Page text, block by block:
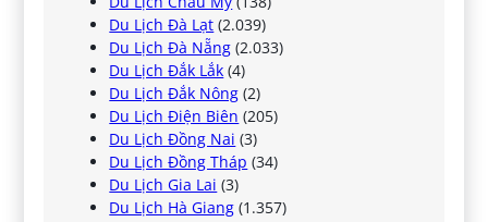
Du Lịch Đà Lạt (2.039)
Du Lịch Đà Nẵng (2.033)
Du Lịch Đắk Lắk (4)
Du Lịch Đắk Nông (2)
Du Lịch Điện Biên (205)
Du Lịch Đồng Nai (3)
Du Lịch Đồng Tháp (34)
Du Lịch Gia Lai (3)
Du Lịch Hà Giang (1.357)